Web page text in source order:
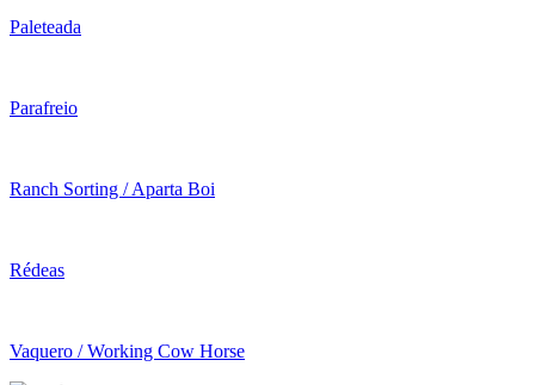
Paleteada
Parafreio
Ranch Sorting / Aparta Boi
Rédeas
Vaquero / Working Cow Horse